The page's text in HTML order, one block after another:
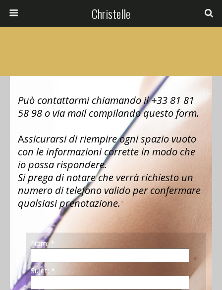
Christelle
Può contattarmi chiamando il+33 81 81
58 98 o via mail compilando questo form.
Assicurarsi di riempire ogni spazio vuoto
con le informazioni corrette in modo che
io possa rispondere.
Si prega di notare che verrà richiesto un
numero di telefono valido per confermare
qualsiasi prenotazione.
Nom:*
Sujet: *